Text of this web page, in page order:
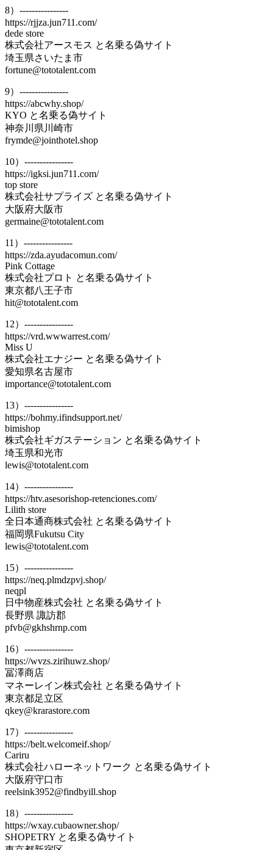
8）----------------
https://rjjza.jun711.com/
dede store
株式会社アースモス と名乗る偽サイト
埼玉県さいたま市
fortune@tototalent.com
9）----------------
https://abcwhy.shop/
KYO と名乗る偽サイト
神奈川県川崎市
frymde@jointhotel.shop
10）----------------
https://igksi.jun711.com/
top store
株式会社サプライズ と名乗る偽サイト
大阪府大阪市
germaine@tototalent.com
11）----------------
https://zda.ayudacomun.com/
Pink Cottage
株式会社プロト と名乗る偽サイト
東京都八王子市
hit@tototalent.com
12）----------------
https://vrd.wwwarrest.com/
Miss U
株式会社エナジー と名乗る偽サイト
愛知県名古屋市
importance@tototalent.com
13）----------------
https://bohmy.ifindsupport.net/
bimishop
株式会社ギガステーション と名乗る偽サイト
埼玉県和光市
lewis@tototalent.com
14）----------------
https://htv.asesorishop-retenciones.com/
Lilith store
全日本通商株式会社 と名乗る偽サイト
福岡県Fukutsu City
lewis@tototalent.com
15）----------------
https://neq.plmdzpvj.shop/
neqpl
日中物産株式会社 と名乗る偽サイト
長野県 諏訪郡
pfvb@gkhshrnp.com
16）----------------
https://wvzs.zirihuwz.shop/
冨澤商店
マネーレイン株式会社 と名乗る偽サイト
東京都足立区
qkey@krarastore.com
17）----------------
https://belt.welcomeif.shop/
Cariru
株式会社ハローネットワーク と名乗る偽サイト
大阪府守口市
reelsink3952@findbyill.shop
18）----------------
https://wxay.cubaowner.shop/
SHOPETRY と名乗る偽サイト